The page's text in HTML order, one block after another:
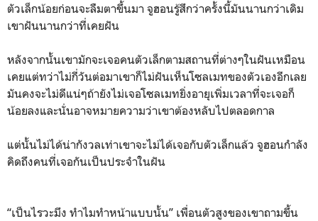
ตัวเล็กน้อยก่อนจะลืมตาขึ้นมา จูฮอนรู้สึกว่าครั้งนี้มันนานกว่าเดิม
เขาฝันนานกว่าที่เคยฝัน
หลังจากนั้นเขามักจะเจอคนตัวเล็กตามสถานที่ต่างๆในฝันเหมือน
เคยแต่ทว่าไม่กี่วันต่อมาเขาก็ไม่ฝันเห็นโซลเมทของตัวเองอีกเลย
มันคงจะไม่ดีแน่ๆถ้ายังไม่เจอโซลเมทยิ่งอายุเพิ่มเวลาที่จะเจอก็
น้อยลงและนั่นอาจหมายความว่าเขาต้องหลับไปตลอดกาล
แต่นั้นไม่ได้น่ากังวลเท่าเขาจะไม่ได้เจอกับตัวเล็กแล้ว จูฮอนกำลัง
คิดถึงคนที่เจอกันเป็นประจำในฝัน
“เป็นไรวะมึง ทำไมทำหน้าแบบนั้น” เพื่อนตัวสูงของเขาถามขึ้น